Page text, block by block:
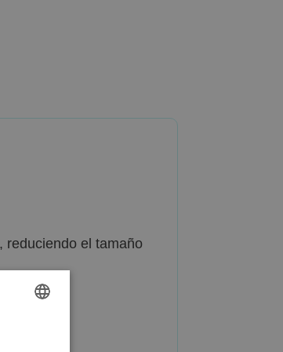
reduciendo el tamaño